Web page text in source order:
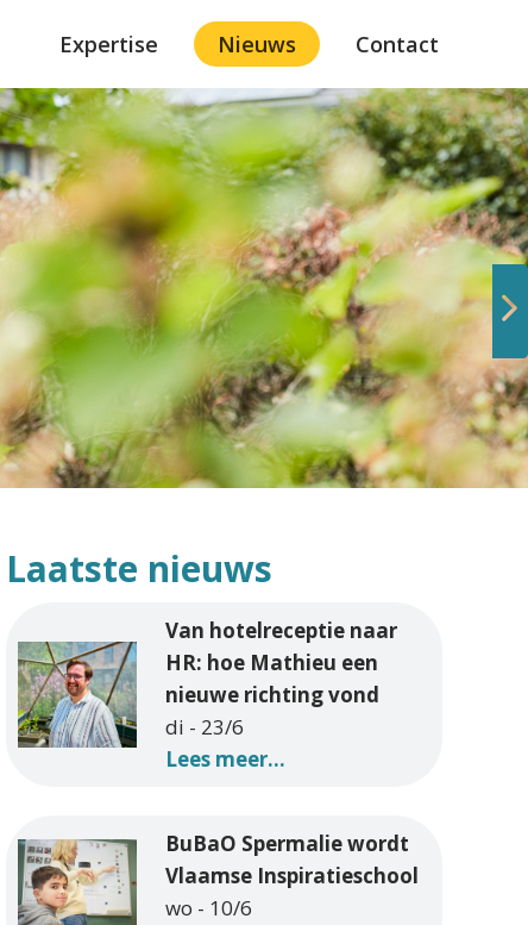
Expertise Nieuws Contact
Volgende
Laatste nieuws
Van hotelreceptie naar
HR: hoe Mathieu een
nieuwe richting vond
di - 23/6
Lees meer...
BuBaO Spermalie wordt
Vlaamse Inspiratieschool
wo - 10/6